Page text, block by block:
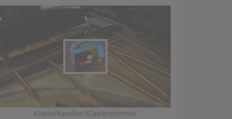
Klavierhändler/Klavierstimmer